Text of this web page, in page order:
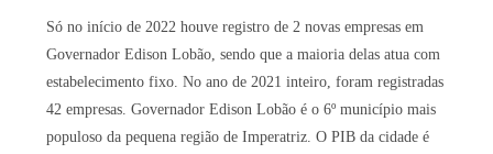
Só no início de 2022 houve registro de 2 novas empresas em
Governador Edison Lobão, sendo que a maioria delas atua com
estabelecimento fixo. No ano de 2021 inteiro, foram registradas
42 empresas. Governador Edison Lobão é o 6º município mais
populoso da pequena região de Imperatriz. O PIB da cidade é